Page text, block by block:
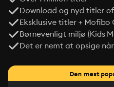
Download og nyd titler
Eksklusive titler + Mofibo
Børnevenligt miljø (Kids
Det er nemt at opsige
Den mest